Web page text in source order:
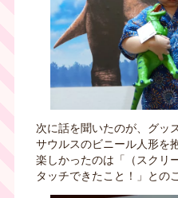
次に話を聞いたのが、グッ
サウルスのビニール人形を
楽しかったのは「（スクリ
タッチできたこと！」との